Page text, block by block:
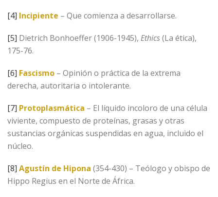
[4] Incipiente – Que comienza a desarrollarse.
[5] Dietrich Bonhoeffer (1906-1945), Ethics(La ética),
175-76.
[6] Fascismo – Opinión o práctica de la extrema
derecha, autoritaria o intolerante.
[7] Protoplasmática – El líquido incoloro de una célula
viviente, compuesto de proteínas, grasas y otras
sustancias orgánicas suspendidas en agua, incluido el
núcleo.
[8] Agustín de Hipona (354-430) – Teólogo y obispo de
Hippo Regius en el Norte de África.